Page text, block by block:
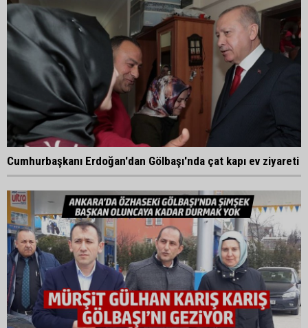
Cumhurbaşkanı Erdoğan'dan Gölbaşı'nda çat kapı ev ziyareti